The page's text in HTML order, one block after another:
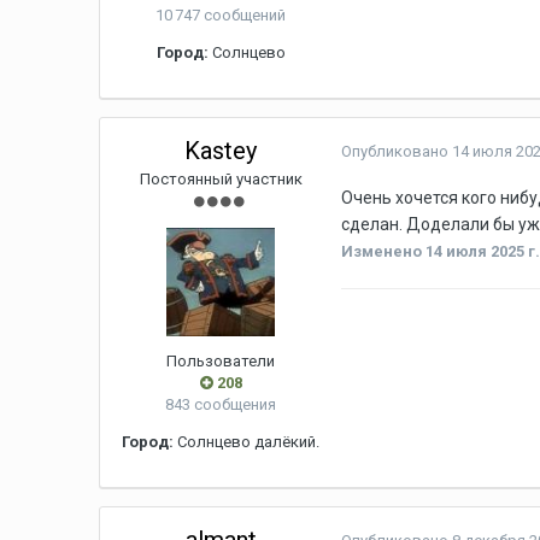
10 747 сообщений
Город: Солнцево
Kastey
Постоянный участник
Пользователи
208
843 сообщения
Город: Солнцево далёкий.
Опубликовано 14 июля
Очень хочется кого
сделан. Доделали бы
Изменено 14 июля 2025 г.